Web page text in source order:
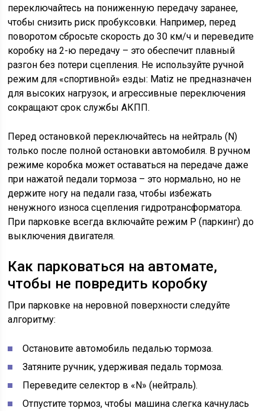
переключайтесь на пониженную передачу заранее,
чтобы снизить риск пробуксовки. Например, перед
поворотом сбросьте скорость до 30 км/ч и переведите
коробку на 2-ю передачу – это обеспечит плавный
разгон без потери сцепления. Не используйте ручной
режим для «спортивной» езды: Matiz не предназначен
для высоких нагрузок, и агрессивные переключения
сокращают срок службы АКПП.
Перед остановкой переключайтесь на нейтраль (N)
только после полной остановки автомобиля. В ручном
режиме коробка может оставаться на передаче даже
при нажатой педали тормоза – это нормально, но не
держите ногу на педали газа, чтобы избежать
ненужного износа сцепления гидротрансформатора.
При парковке всегда включайте режим P (паркинг) до
выключения двигателя.
Как парковаться на автомате,
чтобы не повредить коробку
При парковке на неровной поверхности следуйте
алгоритму:
Остановите автомобиль педалью тормоза.
Затяните ручник, удерживая педаль тормоза.
Переведите селектор в «N» (нейтраль).
Отпустите тормоз, чтобы машина слегка качнулась